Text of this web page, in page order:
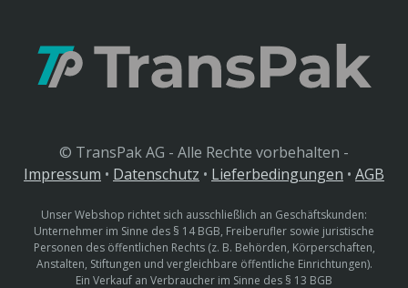
© TransPak AG - Alle Rechte vorbehalten -
Impressum • Datenschutz • Lieferbedingungen • AGB
Unser Webshop richtet sich ausschließlich an Geschäftskunden:
Unternehmer im Sinne des § 14 BGB, Freiberufler sowie juristische
Personen des öffentlichen Rechts (z. B. Behörden, Körperschaften,
Anstalten, Stiftungen und vergleichbare öffentliche Einrichtungen).
Ein Verkauf an Verbraucher im Sinne des § 13 BGB